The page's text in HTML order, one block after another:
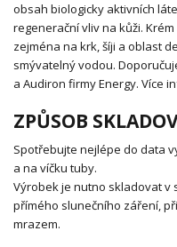
obsah biologicky aktivních
regenerační vliv na kůži.
zejména na krk, šíji a oblast
smývatelný vodou.
a Audiron firmy Energy. Více
ZPŮSOB
Spotřebujte nejlépe do data
a na víčku tuby.
Výrobek je nutno skladovat v
přímého slunečního záření,
mrazem.